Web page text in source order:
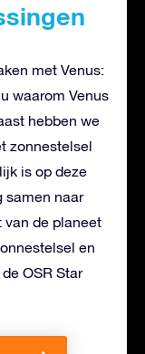
met Venus:
waarom Venus
hebben we
zonnestelsel
is op deze
samen naar
van de planeet
en
OSR Star